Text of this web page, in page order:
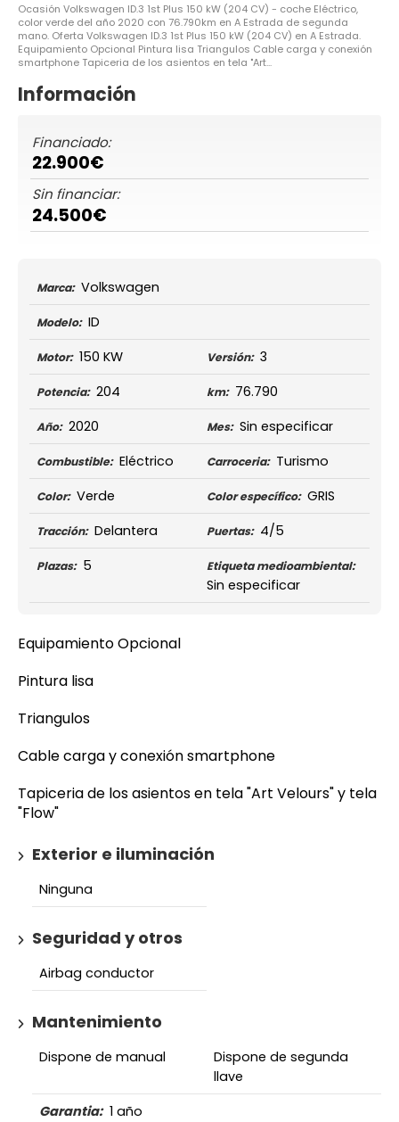
Ocasión Volkswagen ID.3 1st Plus 150 kW (204 CV) - coche Eléctrico,
color verde del año 2020 con 76.790km en A Estrada de segunda
mano. Oferta Volkswagen ID.3 1st Plus 150 kW (204 CV) en A Estrada.
Equipamiento Opcional Pintura lisa Triangulos Cable carga y conexión
smartphone Tapiceria de los asientos en tela "Art...
Información
Financiado:
22.900€
Sin financiar:
24.500€
Marca: Volkswagen
Modelo: ID
Motor: 150 KW Versión: 3
Potencia: 204 km: 76.790
Año: 2020 Mes: Sin especificar
Combustible: Eléctrico Carroceria: Turismo
Color: Verde Color específico: GRIS
Tracción: Delantera Puertas: 4/5
Plazas: 5 Etiqueta medioambiental:
Sin especificar
Equipamiento Opcional
Pintura lisa
Triangulos
Cable carga y conexión smartphone
Tapiceria de los asientos en tela "Art Velours" y tela
"Flow"
Exterior e iluminación
Ninguna
Seguridad y otros
Airbag conductor
Mantenimiento
Dispone de manual
Dispone de segunda
llave
Garantia: 1 año